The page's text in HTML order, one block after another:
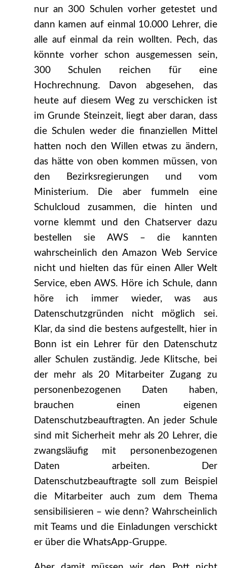
nur an 300 Schulen vorher getestet und
dann kamen auf einmal 10.000 Lehrer, die
alle auf einmal da rein wollten. Pech, das
könnte vorher schon ausgemessen sein,
300 Schulen reichen für eine
Hochrechnung. Davon abgesehen, das
heute auf diesem Weg zu verschicken ist
im Grunde Steinzeit, liegt aber daran, dass
die Schulen weder die finanziellen Mittel
hatten noch den Willen etwas zu ändern,
das hätte von oben kommen müssen, von
den Bezirksregierungen und vom
Ministerium. Die aber fummeln eine
Schulcloud zusammen, die hinten und
vorne klemmt und den Chatserver dazu
bestellen sie AWS – die kannten
wahrscheinlich den Amazon Web Service
nicht und hielten das für einen Aller Welt
Service, eben AWS. Höre ich Schule, dann
höre ich immer wieder, was aus
Datenschutzgründen nicht möglich sei.
Klar, da sind die bestens aufgestellt, hier in
Bonn ist ein Lehrer für den Datenschutz
aller Schulen zuständig. Jede Klitsche, bei
der mehr als 20 Mitarbeiter Zugang zu
personenbezogenen Daten haben,
brauchen einen eigenen
Datenschutzbeauftragten. An jeder Schule
sind mit Sicherheit mehr als 20 Lehrer, die
zwangsläufig mit personenbezogenen
Daten arbeiten. Der
Datenschutzbeauftragte soll zum Beispiel
die Mitarbeiter auch zum dem Thema
sensibilisieren – wie denn? Wahrscheinlich
mit Teams und die Einladungen verschickt
er über die WhatsApp-Gruppe.